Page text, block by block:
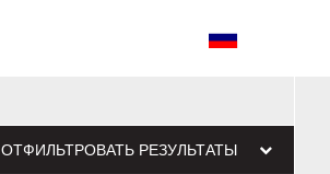
ОТФИЛЬТРОВАТЬ РЕЗУЛЬТАТЫ